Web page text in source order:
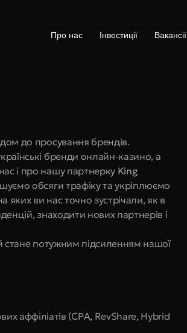
Про нас Інвестиції Вакансії
до просування брендів.
бренди онлайн-казино, а
і про нашу партнерку King
обсяги трафіку та укріплюємо
яких ви нас точно зустрічали, як в
знаходити нових партнерів і
стане потужним підсиленням нашої
аффіліатів (CPA, RevShare, Hybrid